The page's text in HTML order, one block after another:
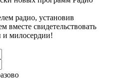
радио, установив
вместе свидетельствовать
милосердии!